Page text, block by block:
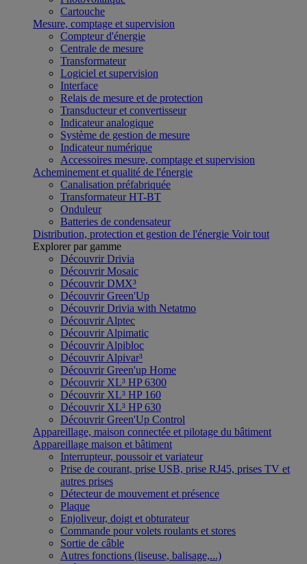
Cartouche
Mesure, comptage et supervision
Compteur d'énergie
Centrale de mesure
Transformateur
Logiciel et supervision
Interface
Relais de mesure et de protection
Transducteur et convertisseur
Indicateur analogique
Système de gestion de mesure
Indicateur numérique
Accessoires mesure, comptage et supervision
Acheminement et qualité de l'énergie
Canalisation préfabriquée
Transformateur HT-BT
Onduleur
Batteries de condensateur
Distribution, protection et gestion de l'énergie Voir tout
Explorer par gamme
Découvrir Drivia
Découvrir Mosaic
Découvrir DMX³
Découvrir Green'Up
Découvrir Drivia with Netatmo
Découvrir Alptec
Découvrir Alpimatic
Découvrir Alpibloc
Découvrir Alpivar³
Découvrir Green'up Home
Découvrir XL³ HP 6300
Découvrir XL³ HP 160
Découvrir XL³ HP 630
Découvrir Green'Up Control
Appareillage, maison connectée et pilotage du bâtiment
Appareillage maison et bâtiment
Interrupteur, poussoir et variateur
Prise de courant, prise USB, prise RJ45, prises TV et
autres prises
Détecteur de mouvement et présence
Plaque
Enjoliveur, doigt et obturateur
Commande pour volets roulants et stores
Sortie de câble
Autres fonctions (liseuse, balisage,...)